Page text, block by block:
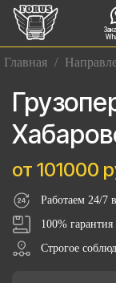
Главная /
от 101000
Работаем 24/7
100%
Строгое